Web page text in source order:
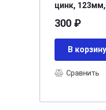
цинк,
300 ₽
В корзину
Сравнить